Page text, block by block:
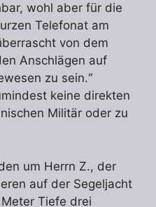
wohl aber für die
Telefonat am
von dem
Anschlägen auf
zu sein.“
keine direkten
Militär oder zu
um Herrn Z., der
auf der Segeljacht
Tiefe drei